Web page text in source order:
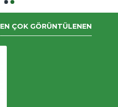
EN ÇOK GÖRÜNTÜLENEN